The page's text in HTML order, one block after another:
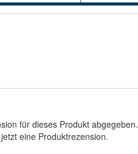
für dieses Produkt abgegeben.
eine Produktrezension.